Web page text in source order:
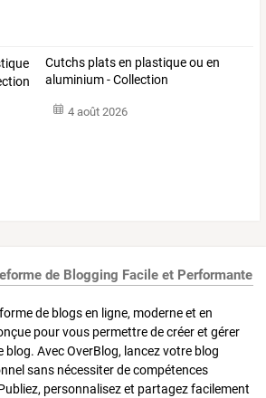
Cutchs plats en plastique ou en
aluminium - Collection
4 août 2026
de Blogging Facile et Performante
de blogs en ligne, moderne et en
pour vous permettre de créer et gérer
Avec OverBlog, lancez votre blog
sans nécessiter de compétences
personnalisez et partagez facilement